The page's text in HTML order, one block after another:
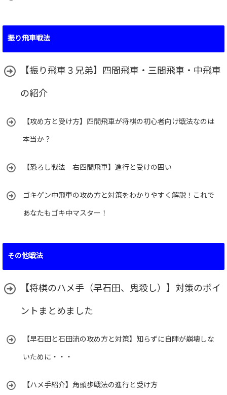
振り飛車戦法
【振り飛車３兄弟】四間飛車・三間飛車・中飛車
の紹介
【攻め方と受け方】四間飛車が将棋の初心者向け戦法なのは
本当か？
【恐ろし戦法 右四間飛車】進行と受けの囲い
ゴキゲン中飛車の攻め方と対策をわかりやすく解説！これで
あなたもゴキ中マスター！
その他戦法
【将棋のハメ手（早石田、鬼殺し）】対策のポイ
ントまとめました
【早石田と石田流の攻め方と対策】知らずに自陣が崩壊しな
いために・・・
【ハメ手紹介】角頭歩戦法の進行と受け方